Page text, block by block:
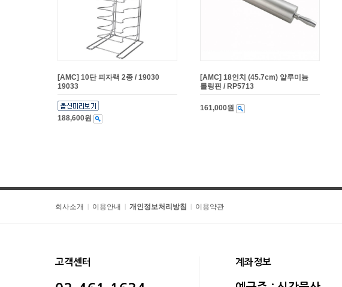
[AMC] 10단 피자랙 2종 / 19030
19033
188,600원
[AMC] 18인치 (45.7cm) 알루미늄
롤링핀 / RP5713
161,000원
회사소개 이용안내 개인정보처리방침 이용약관
고객센터 계좌정보